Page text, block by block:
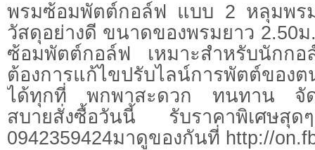
พรมซ้อมพัตต์กอล์ฟ แบบ 2 หลุมพร
วัสดุอย่างดี ขนาดของพรมยาว 2.50
ซ้อมพัตต์กอล์ฟ เหมาะสำหรับนักก
ต้องการแก้ไขปรับไลน์การพัตต์ของ
ได้ทุกที่ พกพาสะดวก ทนทาน จัดเ
สบายสั่งซื้อวันนี้ รับราคาพิเศษสุ
0942359424มาดูของกันที่ http://